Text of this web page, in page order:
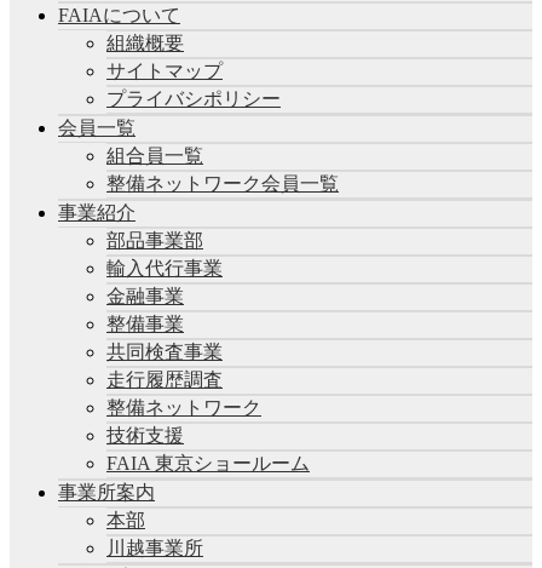
FAIAについて
組織概要
サイトマップ
プライバシポリシー
会員一覧
組合員一覧
整備ネットワーク会員一覧
事業紹介
部品事業部
輸入代行事業
金融事業
整備事業
共同検査事業
走行履歴調査
整備ネットワーク
技術支援
FAIA 東京ショールーム
事業所案内
本部
川越事業所